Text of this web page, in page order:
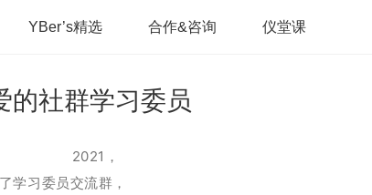
YBer’s精选 合作&咨询 仪堂课
的社群学习委员
2021，
学习委员交流群，